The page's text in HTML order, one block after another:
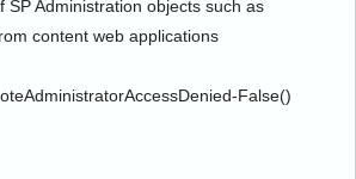
SP Administration objects such as
content web applications
False()